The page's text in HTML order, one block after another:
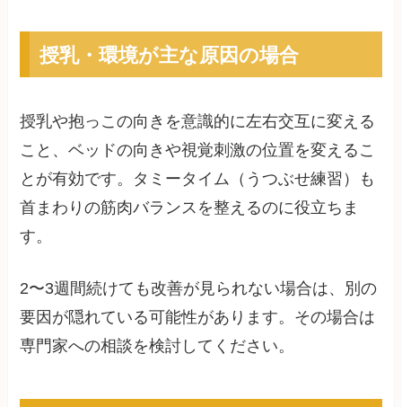
授乳・環境が主な原因の場合
授乳や抱っこの向きを意識的に左右交互に変える
こと、ベッドの向きや視覚刺激の位置を変えるこ
とが有効です。タミータイム（うつぶせ練習）も
首まわりの筋肉バランスを整えるのに役立ちま
す。
2〜3週間続けても改善が見られない場合は、別の
要因が隠れている可能性があります。その場合は
専門家への相談を検討してください。